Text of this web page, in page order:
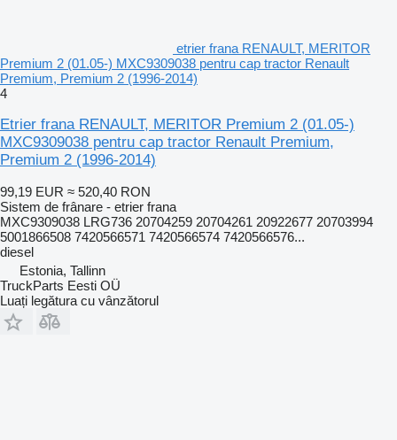
etrier frana RENAULT, MERITOR
Premium 2 (01.05-) MXC9309038 pentru cap tractor Renault
Premium, Premium 2 (1996-2014)
4
Etrier frana RENAULT, MERITOR Premium 2 (01.05-)
MXC9309038 pentru cap tractor Renault Premium,
Premium 2 (1996-2014)
99,19 EUR ≈ 520,40 RON
Sistem de frânare - etrier frana
MXC9309038 LRG736 20704259 20704261 20922677 20703994
5001866508 7420566571 7420566574 7420566576...
diesel
Estonia, Tallinn
TruckParts Eesti OÜ
Luați legătura cu vânzătorul